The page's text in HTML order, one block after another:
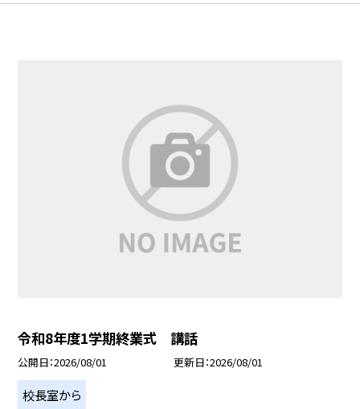
令和8年度1学期終業式 講話
公開日 2026/08/01 更新日 2026/08/01
校長室から